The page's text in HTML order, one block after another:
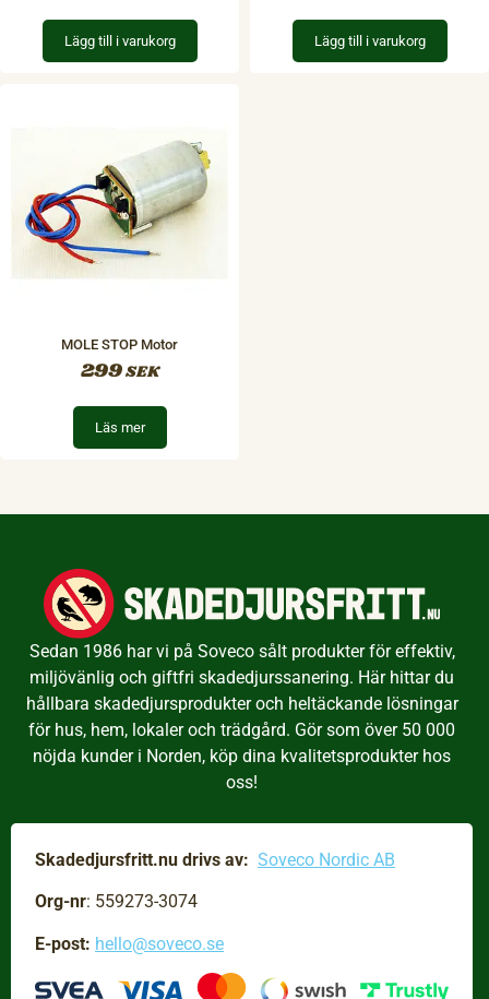
Lägg till i varukorg Lägg till i varukorg
MOLE STOP Motor
299SEK
Läs mer
Sedan 1986 har vi på Soveco sålt produkter för effektiv,
miljövänlig och giftfri skadedjurssanering. Här hittar du
hållbara skadedjursprodukter och heltäckande lösningar
för hus, hem, lokaler och trädgård. Gör som över 50 000
nöjda kunder i Norden, köp dina kvalitetsprodukter hos
oss!
Skadedjursfritt.nu drivs av: Soveco Nordic AB
Org-nr: 559273-3074
E-post: hello@soveco.se